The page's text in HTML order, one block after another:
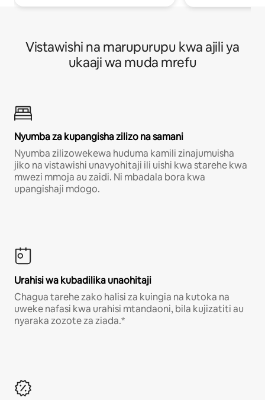
Vistawishi na marupurupu kwa ajili ya
ukaaji wa muda mrefu
Nyumba za kupangisha zilizo na samani
Nyumba zilizowekewa huduma kamili zinajumuisha
jiko na vistawishi unavyohitaji ili uishi kwa starehe kwa
mwezi mmoja au zaidi. Ni mbadala bora kwa
upangishaji mdogo.
Urahisi wa kubadilika unaohitaji
Chagua tarehe zako halisi za kuingia na kutoka na
uweke nafasi kwa urahisi mtandaoni, bila kujizatiti au
nyaraka zozote za ziada.*